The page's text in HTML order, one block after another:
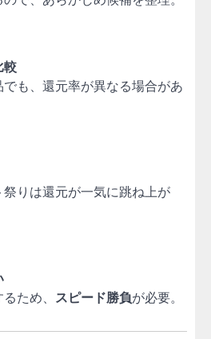
較
も、還元率が異なる場合があ
りは還元が一気に跳ね上が
ため、 スピード勝負が必要。